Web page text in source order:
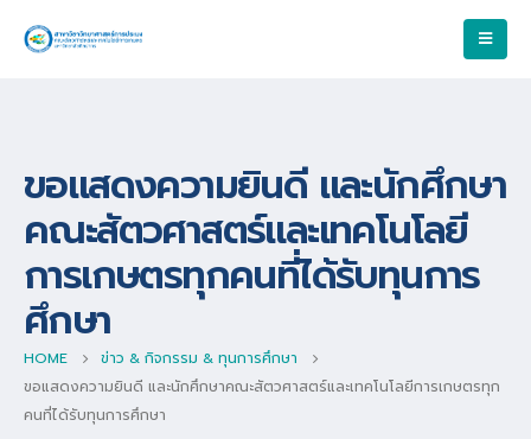
ขอแสดงความยินดี และนักศึกษา
คณะสัตวศาสตร์และเทคโนโลยี
การเกษตรทุกคนที่ได้รับทุนการ
ศึกษา
HOME
ข่าว & กิจกรรม & ทุนการศึกษา
ขอแสดงความยินดี และนักศึกษาคณะสัตวศาสตร์และเทคโนโลยีการเกษตรทุก
คนที่ได้รับทุนการศึกษา